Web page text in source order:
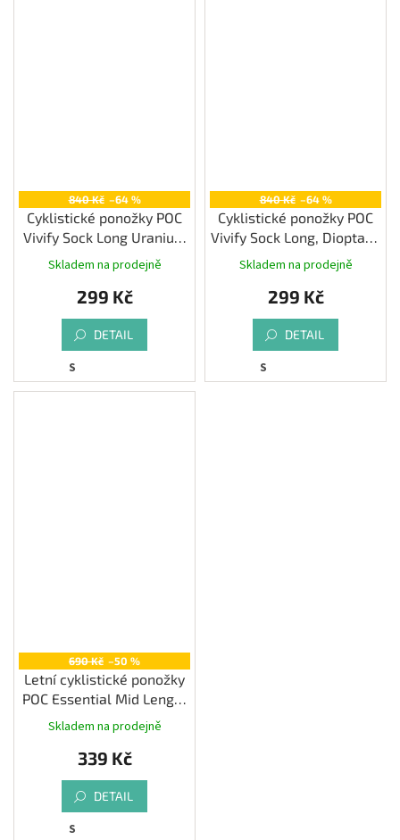
840 Kč –64 %
Cyklistické ponožky POC
Vivify Sock Long Uranium
Skladem na prodejně
299 Kč
DETAIL
S
840 Kč –64 %
Cyklistické ponožky POC
Vivify Sock Long, Dioptase
Skladem na prodejně
299 Kč
DETAIL
S
690 Kč –50 %
Letní cyklistické ponožky
POC Essential Mid Length
Moonstone Multi
Skladem na prodejně
339 Kč
DETAIL
S